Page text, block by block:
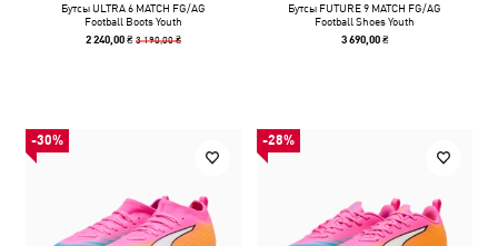
Бутсы ULTRA 6 MATCH FG/AG
Football Boots Youth
2 240,00 ₴3 190,00 ₴
Бутсы FUTURE 9 MATCH FG/AG
Football Shoes Youth
3 690,00 ₴
-30% -28%